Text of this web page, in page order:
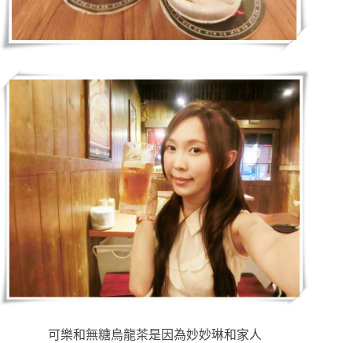
可樂和無糖烏龍茶是因為妙妙琳和家人